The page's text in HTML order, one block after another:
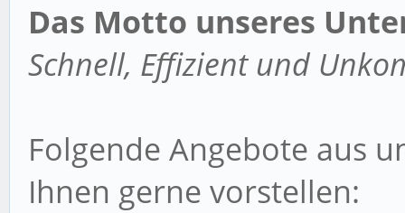
Das Motto unseres
Schnell, Effizient und
Folgende Angebote aus
Ihnen gerne vorstellen: